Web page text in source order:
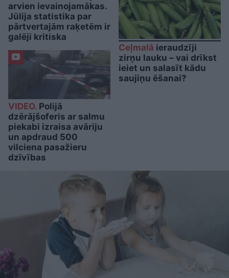
arvien ievainojamākas.
Jūlija statistika par
pārtvertajām raķetēm ir
galēji kritiska
VIDEO. Polijā
dzērājšoferis ar salmu
piekabi izraisa avāriju
un apdraud 500
vilciena pasažieru
dzīvības
Ceļmalā ieraudzīji
zirņu lauku – vai drīkst
ieiet un salasīt kādu
saujiņu ēšanai?